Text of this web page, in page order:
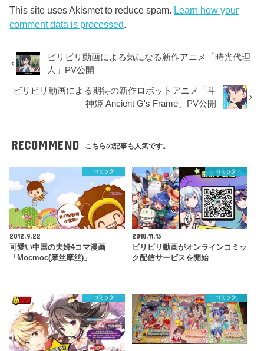
This site uses Akismet to reduce spam. Learn how your
comment data is processed.
ビリビリ動画による気になる新作アニメ「時光代理
人」PV公開
ビリビリ動画による期待の新作ロボットアニメ「斗
神姫 Ancient G's Frame」PV公開
RECOMMEND こちらの記事も人気です。
コミック
2012.9.22
可愛い中国の夫婦4コマ漫画
「Mocmoc(摩丝摩丝)」
コミック
2018.11.13
ビリビリ動画がオンラインコミッ
ク配信サービスを開始
コミック コミック